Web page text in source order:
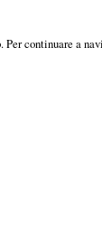
continuare a